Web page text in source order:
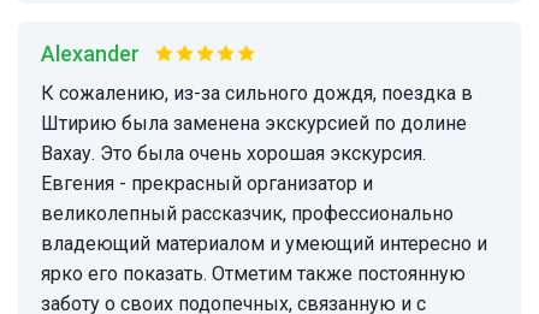
Alexander
К сожалению, из-за сильного дождя, поездка в
Штирию была заменена экскурсией по долине
Вахау. Это была очень хорошая экскурсия.
Евгения - прекрасный организатор и
великолепный рассказчик, профессионально
владеющий материалом и умеющий интересно и
ярко его показать. Отметим также постоянную
заботу о своих подопечных, связанную и с